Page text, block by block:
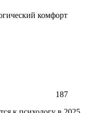
комфорт
187